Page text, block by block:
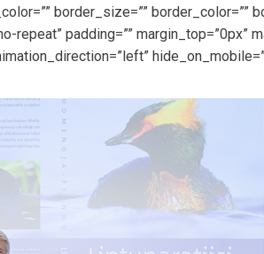
border_size=”” border_color=””
repeat” padding=”” margin_top=”0px”